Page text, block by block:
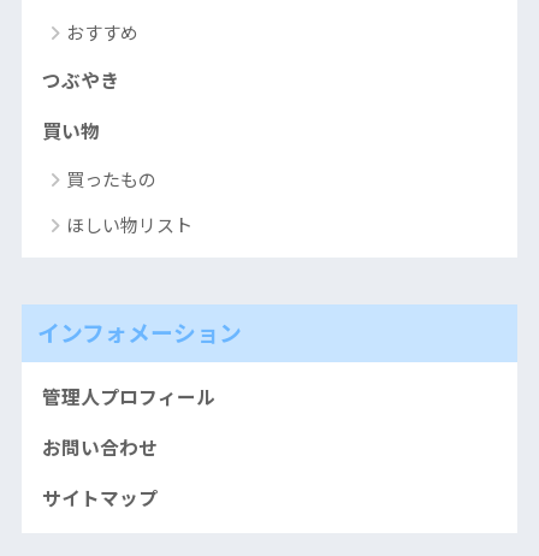
おすすめ
つぶやき
買い物
買ったもの
ほしい物リスト
インフォメーション
管理人プロフィール
お問い合わせ
サイトマップ